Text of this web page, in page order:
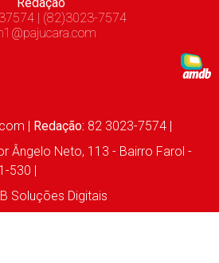
| (82)3023-7574
Redação: 82 3023-7574 |
Ângelo Neto, 113 - Bairro Farol -
530 |
Soluções Digitais